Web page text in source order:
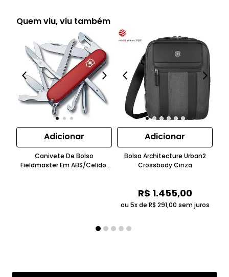
Quem viu, viu também
Adicionar
Canivete De Bolso
Fieldmaster Em ABS/Celidor
Adicionar
Bolsa Architecture Urban2
Crossbody Cinza
R$ 1.455,00
ou 5x de R$ 291,00 sem juros